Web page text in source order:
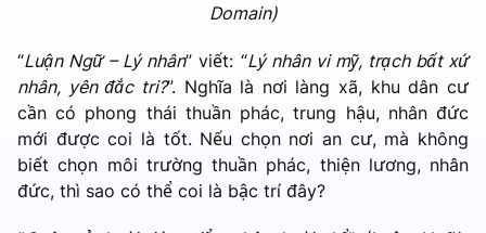
Domain)
“Luận Ngữ – Lý nhân” viết: “Lý nhân vi mỹ, trạch bất xứ
nhân, yên đắc tri?”. Nghĩa là nơi làng xã, khu dân cư
cần có phong thái thuần phác, trung hậu, nhân đức
mới được coi là tốt. Nếu chọn nơi an cư, mà không
biết chọn môi trường thuần phác, thiện lương, nhân
đức, thì sao có thể coi là bậc trí đây?